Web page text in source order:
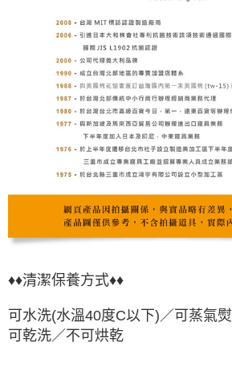
♦♦清潔保養方式♦♦
可水洗(水溫40度C以下)／可蒸氣
可乾洗／不可烘乾